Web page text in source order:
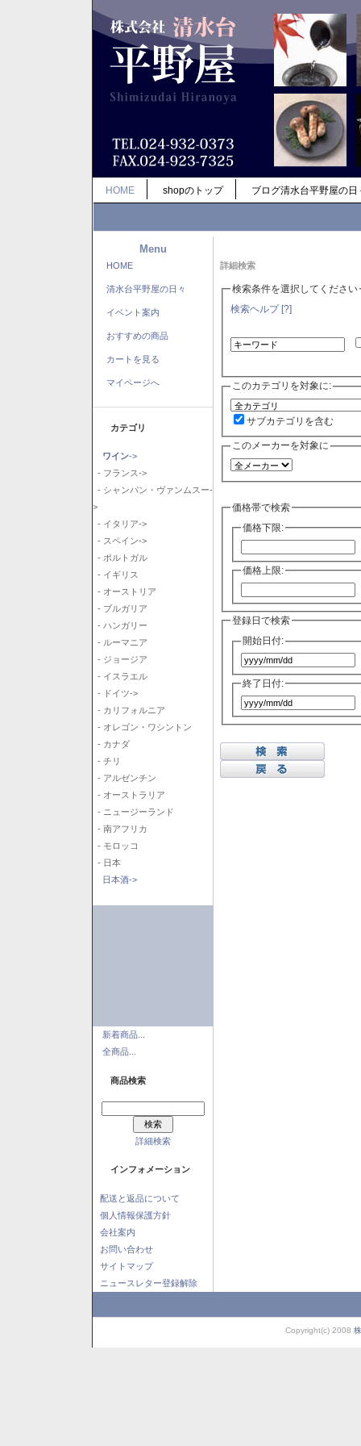
HOME shopのトップ ブログ清水台平野屋の日
Menu
HOME
清水台平野屋の日々
イベント案内
おすすめの商品
カートを見る
マイページへ
カテゴリ
ワイン->
- フランス->
- シャンパン・ヴァンムスー-
>
- イタリア->
- スペイン->
- ポルトガル
- イギリス
- オーストリア
- ブルガリア
- ハンガリー
- ルーマニア
- ジョージア
- イスラエル
- ドイツ->
- カリフォルニア
- オレゴン・ワシントン
- カナダ
- チリ
- アルゼンチン
- オーストラリア
- ニュージーランド
- 南アフリカ
- モロッコ
- 日本
日本酒->
新着商品...
全商品...
商品検索
詳細検索
インフォメーション
配送と返品について
個人情報保護方針
会社案内
お問い合わせ
サイトマップ
ニュースレター登録解除
詳細検索
検索条件を選択してください
検索ヘルプ [?]
このカテゴリを対象に:
サブカテゴリを含む
このメーカーを対象に
価格帯で検索
価格下限:
価格上限:
登録日で検索
開始日付:
終了日付:
Copyright(c) 2008